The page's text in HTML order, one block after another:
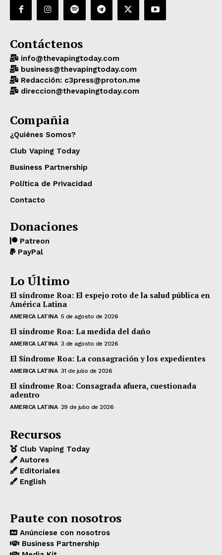
Contáctenos
info@thevapingtoday.com
business@thevapingtoday.com
Redacción: c3press@proton.me
direccion@thevapingtoday.com
Compañia
¿Quiénes Somos?
Club Vaping Today
Business Partnership
Política de Privacidad
Contacto
Donaciones
Patreon
PayPal
Lo Último
El síndrome Roa: El espejo roto de la salud pública en
América Latina
AMERICA LATINA 5 de agosto de 2026
El síndrome Roa: La medida del daño
AMERICA LATINA 3 de agosto de 2026
El Síndrome Roa: La consagración y los expedientes
AMERICA LATINA 31 de julio de 2026
El síndrome Roa: Consagrada afuera, cuestionada
adentro
AMERICA LATINA 29 de julio de 2026
Recursos
Club Vaping Today
Autores
Editoriales
English
Paute con nosotros
Anúnciese con nosotros
Business Partnership